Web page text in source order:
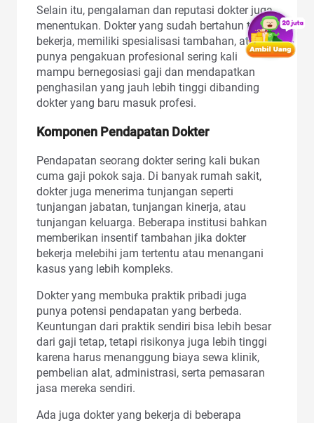
Selain itu, pengalaman dan reputasi dokter juga
menentukan. Dokter yang sudah bertahun tahun
bekerja, memiliki spesialisasi tambahan, atau
punya pengakuan profesional sering kali
mampu bernegosiasi gaji dan mendapatkan
penghasilan yang jauh lebih tinggi dibanding
dokter yang baru masuk profesi.
Komponen Pendapatan Dokter
Pendapatan seorang dokter sering kali bukan
cuma gaji pokok saja. Di banyak rumah sakit,
dokter juga menerima tunjangan seperti
tunjangan jabatan, tunjangan kinerja, atau
tunjangan keluarga. Beberapa institusi bahkan
memberikan insentif tambahan jika dokter
bekerja melebihi jam tertentu atau menangani
kasus yang lebih kompleks.
Dokter yang membuka praktik pribadi juga
punya potensi pendapatan yang berbeda.
Keuntungan dari praktik sendiri bisa lebih besar
dari gaji tetap, tetapi risikonya juga lebih tinggi
karena harus menanggung biaya sewa klinik,
pembelian alat, administrasi, serta pemasaran
jasa mereka sendiri.
Ada juga dokter yang bekerja di beberapa